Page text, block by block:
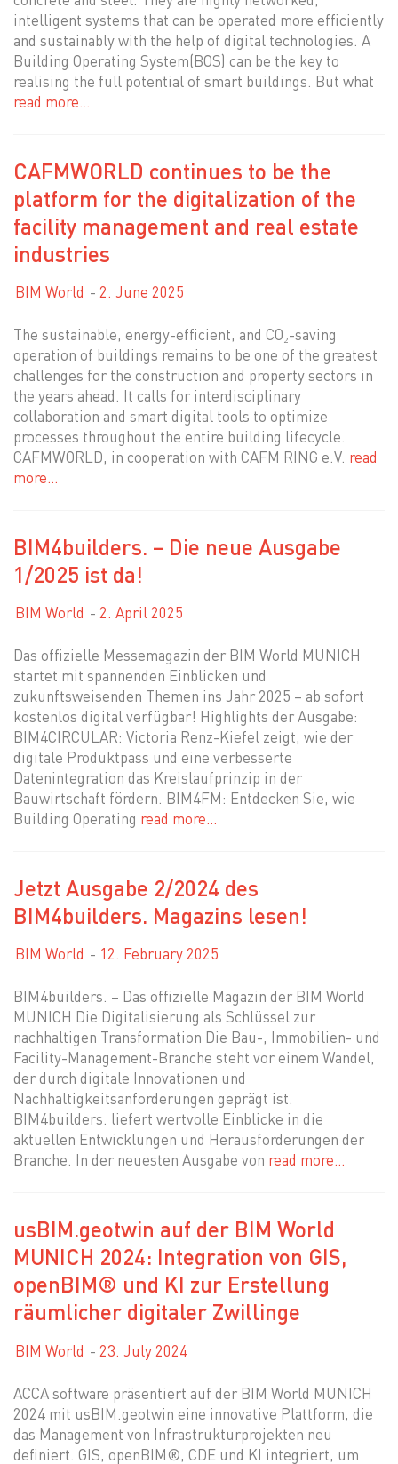
intelligent systems that can be operated more efficiently
and sustainably with the help of digital technologies. A
Building Operating System(BOS) can be the key to
realising the full potential of smart buildings. But what
read more…
CAFMWORLD continues to be the
platform for the digitalization of the
facility management and real estate
industries
BIM World 2. June 2025
The sustainable, energy-efficient, and CO₂-saving
operation of buildings remains to be one of the greatest
challenges for the construction and property sectors in
the years ahead. It calls for interdisciplinary
collaboration and smart digital tools to optimize
processes throughout the entire building lifecycle.
CAFMWORLD, in cooperation with CAFM RING e.V. read
more…
BIM4builders. – Die neue Ausgabe
1/2025 ist da!
BIM World 2. April 2025
Das offizielle Messemagazin der BIM World MUNICH
startet mit spannenden Einblicken und
zukunftsweisenden Themen ins Jahr 2025 – ab sofort
kostenlos digital verfügbar! Highlights der Ausgabe:
BIM4CIRCULAR: Victoria Renz-Kiefel zeigt, wie der
digitale Produktpass und eine verbesserte
Datenintegration das Kreislaufprinzip in der
Bauwirtschaft fördern. BIM4FM: Entdecken Sie, wie
Building Operating read more…
Jetzt Ausgabe 2/2024 des
BIM4builders. Magazins lesen!
BIM World 12. February 2025
BIM4builders. – Das offizielle Magazin der BIM World
MUNICH Die Digitalisierung als Schlüssel zur
nachhaltigen Transformation Die Bau-, Immobilien- und
Facility-Management-Branche steht vor einem Wandel,
der durch digitale Innovationen und
Nachhaltigkeitsanforderungen geprägt ist.
BIM4builders. liefert wertvolle Einblicke in die
aktuellen Entwicklungen und Herausforderungen der
Branche. In der neuesten Ausgabe von read more…
usBIM.geotwin auf der BIM World
MUNICH 2024: Integration von GIS,
openBIM® und KI zur Erstellung
räumlicher digitaler Zwillinge
BIM World 23. July 2024
ACCA software präsentiert auf der BIM World MUNICH
2024 mit usBIM.geotwin eine innovative Plattform, die
das Management von Infrastrukturprojekten neu
definiert. GIS, openBIM®, CDE und KI integriert, um